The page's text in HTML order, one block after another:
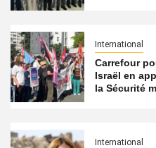
International
Carrefour
Israël en
la Sécurité
International